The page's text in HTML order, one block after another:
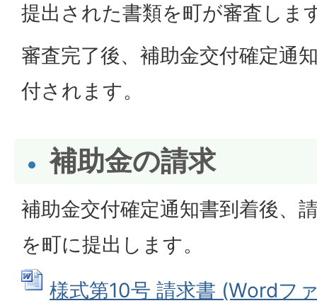
提出された書類を町が審査しま
審査完了後、補助金交付確定通
付されます。
補助金の請求
補助金交付確定通知書到着後、
を町に提出します。
様式第10号 請求書 (Wordフ